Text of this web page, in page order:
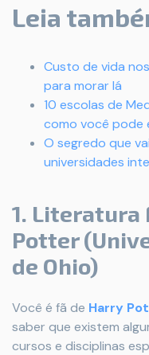
Leia
Custo de vida
para morar lá
10 escolas de
como você pode
O segredo que
universidades
1. Literatura
Potter
de Ohio)
Você é fã de Harry
saber que existem
cursos e disciplinas